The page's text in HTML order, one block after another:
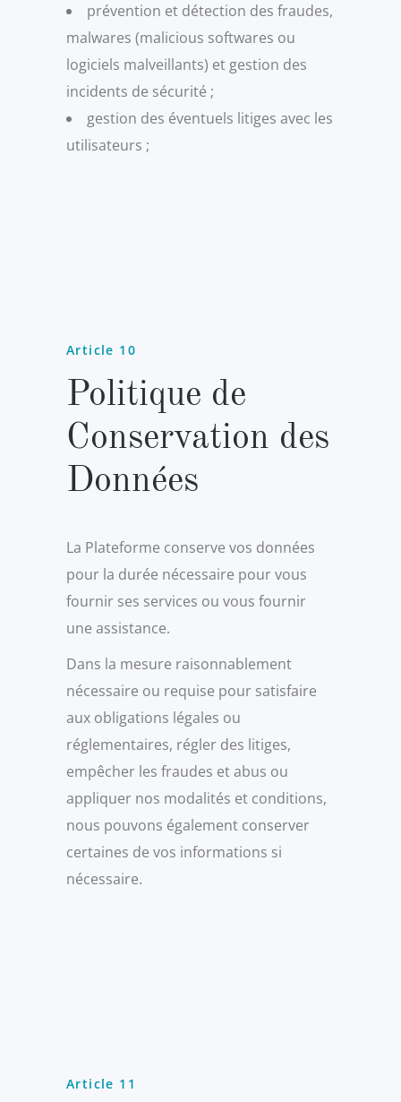
prévention et détection des fraudes,
malwares (malicious softwares ou
logiciels malveillants) et gestion des
incidents de sécurité ;
gestion des éventuels litiges avec les
utilisateurs ;
Article 10
Politique de
Conservation des
Données
La Plateforme conserve vos données
pour la durée nécessaire pour vous
fournir ses services ou vous fournir
une assistance.
Dans la mesure raisonnablement
nécessaire ou requise pour satisfaire
aux obligations légales ou
réglementaires, régler des litiges,
empêcher les fraudes et abus ou
appliquer nos modalités et conditions,
nous pouvons également conserver
certaines de vos informations si
nécessaire.
Article 11